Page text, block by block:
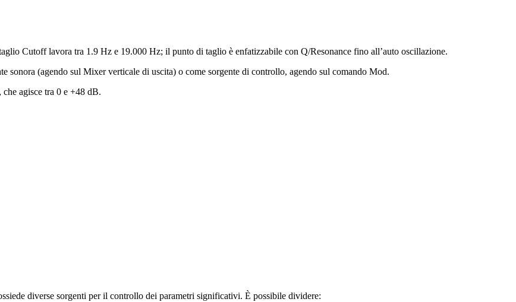
Cutoff lavora tra 1.9 Hz e 19.000 Hz; il punto di taglio è enfatizzabile con Q/Resonance fino all’auto oscillazione.
sonora (agendo sul Mixer verticale di uscita) o come sorgente di controllo, agendo sul comando Mod.
agisce tra 0 e +48 dB.
diverse sorgenti per il controllo dei parametri significativi. È possibile dividere: